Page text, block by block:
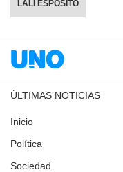
LALI ESPÓSITO
ÚLTIMAS NOTICIAS
Inicio
Política
Sociedad